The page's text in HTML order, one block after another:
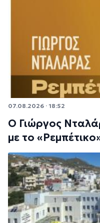
07.08.2026 · 18:52
Ο Γιώργος
με το